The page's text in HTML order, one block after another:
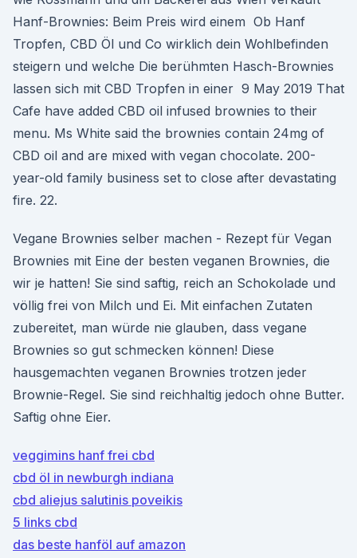
Hanf-Brownies: Beim Preis wird einem Ob Hanf
Tropfen, CBD Öl und Co wirklich dein Wohlbefinden
steigern und welche Die berühmten Hasch-Brownies
lassen sich mit CBD Tropfen in einer 9 May 2019 That
Cafe have added CBD oil infused brownies to their
menu. Ms White said the brownies contain 24mg of
CBD oil and are mixed with vegan chocolate. 200-
year-old family business set to close after devastating
fire. 22.
Vegane Brownies selber machen - Rezept für Vegan
Brownies mit Eine der besten veganen Brownies, die
wir je hatten! Sie sind saftig, reich an Schokolade und
völlig frei von Milch und Ei. Mit einfachen Zutaten
zubereitet, man würde nie glauben, dass vegane
Brownies so gut schmecken können! Diese
hausgemachten veganen Brownies trotzen jeder
Brownie-Regel. Sie sind reichhaltig jedoch ohne Butter.
Saftig ohne Eier.
veggimins hanf frei cbd
cbd öl in newburgh indiana
cbd aliejus salutinis poveikis
5 links cbd
das beste hanföl auf amazon